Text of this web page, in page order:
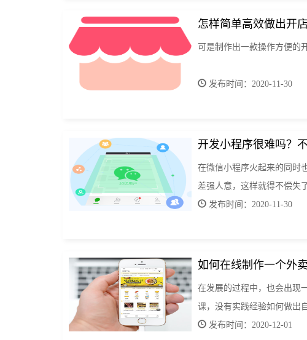
怎样简单高效做出开
可是制作出一款操作方便的
发布时间：2020-11-30
开发小程序很难吗？
在微信小程序火起来的同时
差强人意，这样就得不偿失
发布时间：2020-11-30
如何在线制作一个外
在发展的过程中，也会出现
课，没有实践经验如何做出
发布时间：2020-12-01